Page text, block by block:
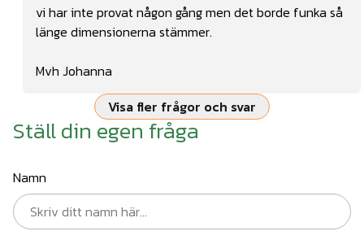
vi har inte provat någon gång men det borde funka så
länge dimensionerna stämmer.
Mvh Johanna
Visa fler frågor och svar
Ställ din egen fråga
Namn